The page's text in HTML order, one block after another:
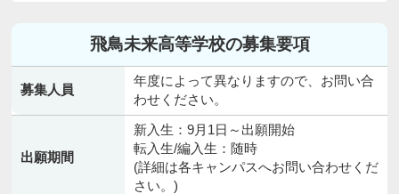
飛鳥未来高等学校の募集要項
募集人員
年度によって異なりますので、お問い合
わせください。
出願期間
新入生：9月1日～出願開始
転入生/編入生：随時
(詳細は各キャンパスへお問い合わせくだ
さい。)